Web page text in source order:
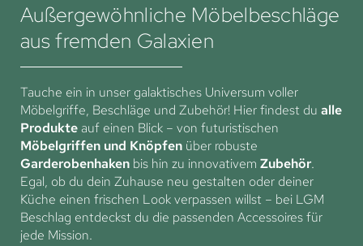
Außergewöhnliche Möbelbeschläge
aus fremden Galaxien
Tauche ein in unser galaktisches Universum voller
Möbelgriffe, Beschläge und Zubehör! Hier findest du alle
Produkte auf einen Blick – von futuristischen
Möbelgriffen und Knöpfen über robuste
Garderobenhaken bis hin zu innovativem Zubehör.
Egal, ob du dein Zuhause neu gestalten oder deiner
Küche einen frischen Look verpassen willst – bei LGM
Beschlag entdeckst du die passenden Accessoires für
jede Mission.